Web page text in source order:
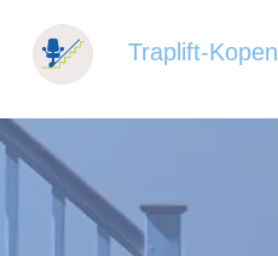
Traplift-Kopen